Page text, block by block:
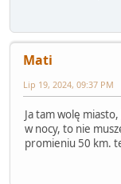
Mati
Lip 19, 2024, 09:37 PM
Ja tam wolę
w nocy, to nie
promieniu 50 km.